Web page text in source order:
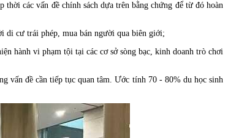
các vấn đề chính sách dựa trên bằng chứng để từ đó hoàn
di cư trái phép, mua bán người qua biên giới;
hành vi phạm tội tại các cơ sở sòng bạc, kinh doanh trò chơi
vấn đề cần tiếp tục quan tâm. Ước tính 70 - 80% du học sinh